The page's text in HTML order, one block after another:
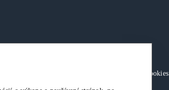
Nastavenia Cookies